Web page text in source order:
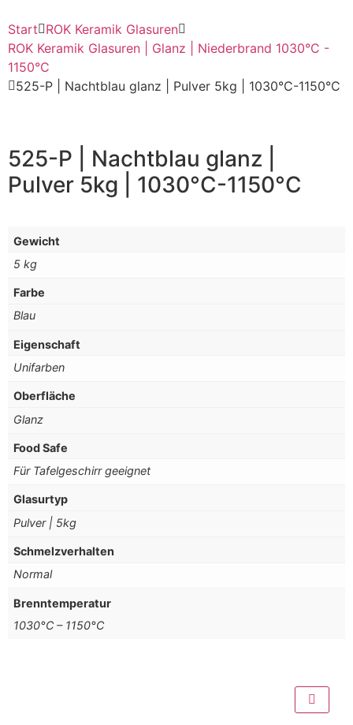
Start ROK Keramik Glasuren
ROK Keramik Glasuren | Glanz | Niederbrand 1030°C -
1150°C
525-P | Nachtblau glanz | Pulver 5kg | 1030°C-1150°C
525-P | Nachtblau glanz |
Pulver 5kg | 1030°C-1150°C
Gewicht
5 kg
Farbe
Blau
Eigenschaft
Unifarben
Oberfläche
Glanz
Food Safe
Für Tafelgeschirr geeignet
Glasurtyp
Pulver | 5kg
Schmelzverhalten
Normal
Brenntemperatur
1030°C – 1150°C